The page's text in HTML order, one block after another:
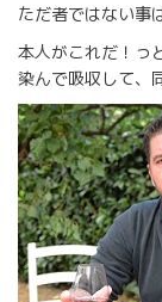
ただ者ではない事
本人がこれだ！っ
染んで吸収して、